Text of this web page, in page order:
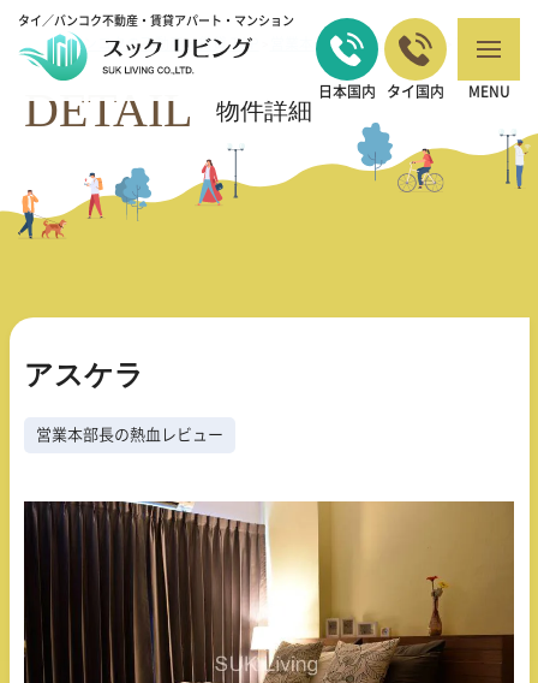
タイ／バンコク不動産・賃貸アパート・マンション
日本国内 タイ国内 MENU
バンコクの不動産・賃貸 TOP 営業本部長の熱血レビュー > アスケラ
DETAIL 物件詳細
アスケラ
営業本部長の熱血レビュー